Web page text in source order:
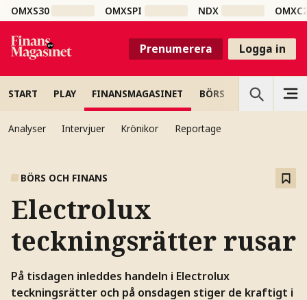
OMXS30 OMXSPI NDX
Prenumerera Logga in
START PLAY FINANSMAGASINET BÖRS VETENSKAP
Analyser Intervjuer Krönikor Reportage
BÖRS OCH FINANS
Electrolux
teckningsrätter rusar
På tisdagen inleddes handeln i Electrolux
teckningsrätter och på onsdagen stiger de kraftigt i